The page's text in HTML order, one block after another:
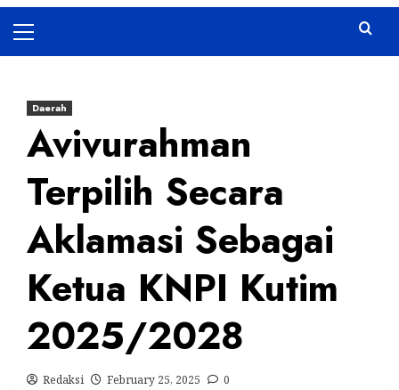
Menu
Daerah
Avivurahman
Terpilih Secara
Aklamasi Sebagai
Ketua KNPI Kutim
2025/2028
Redaksi February 25, 2025 0